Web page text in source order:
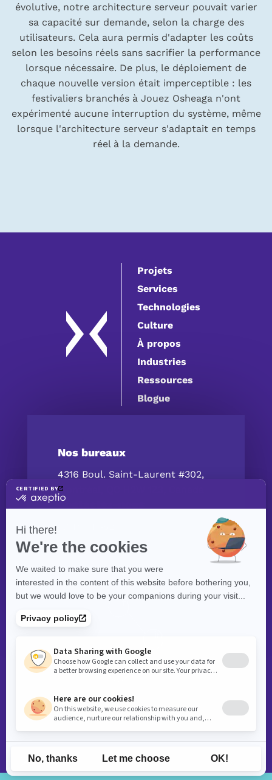
évolutive, notre architecture serveur pouvait varier
sa capacité sur demande, selon la charge des
utilisateurs. Cela aura permis d'adapter les coûts
selon les besoins réels sans sacrifier la performance
lorsque nécessaire. De plus, le déploiement de
chaque nouvelle version était imperceptible : les
festivaliers branchés à Jouez Osheaga n'ont
expérimenté aucune interruption du système, même
lorsque l'architecture serveur s'adaptait en temps
réel à la demande.
Projets
Services
Technologies
Culture
À propos
Industries
Ressources
Blogue
Nos bureaux
4316 Boul. Saint-Laurent #302,
Montréal, QC H2W 1Z3, Canada
Contactez-nous
contact@exolnet.com
©eXolnet, 2026. Tous droits réservés.
Politique de confidentialité